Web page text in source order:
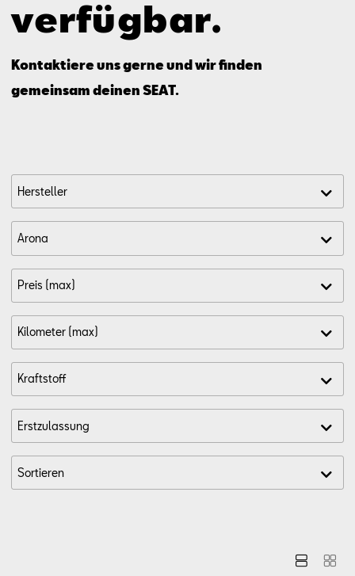
Aktionen
verfügbar.
Kontaktiere uns gerne und wir finden
gemeinsam deinen SEAT.